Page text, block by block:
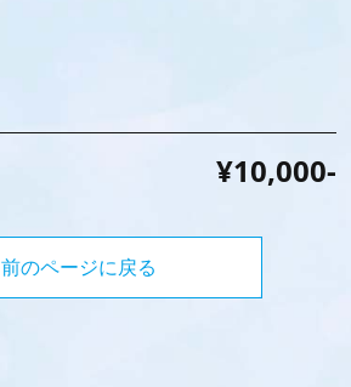
¥10,000-
前のページに戻る